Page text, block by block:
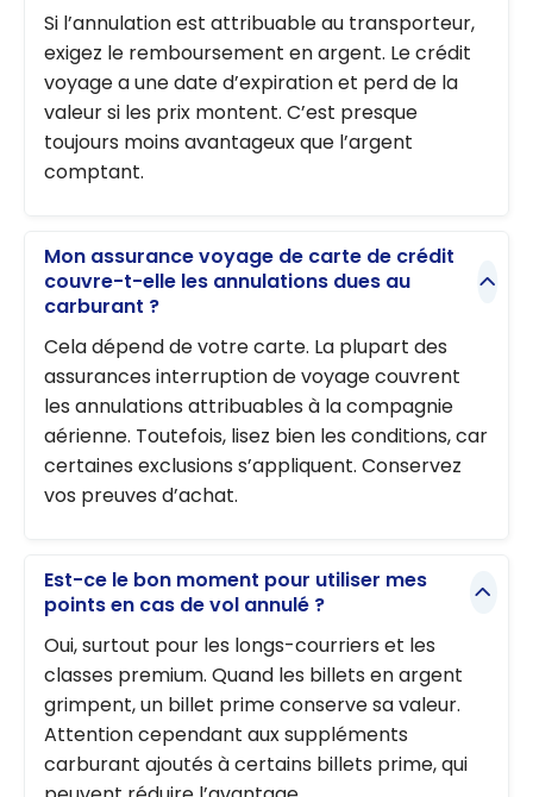
Si l’annulation est attribuable au transporteur,
exigez le remboursement en argent. Le crédit
voyage a une date d’expiration et perd de la
valeur si les prix montent. C’est presque
toujours moins avantageux que l’argent
comptant.
Mon assurance voyage de carte de crédit
couvre-t-elle les annulations dues au
carburant ?
Cela dépend de votre carte. La plupart des
assurances interruption de voyage couvrent
les annulations attribuables à la compagnie
aérienne. Toutefois, lisez bien les conditions, car
certaines exclusions s’appliquent. Conservez
vos preuves d’achat.
Est-ce le bon moment pour utiliser mes
points en cas de vol annulé ?
Oui, surtout pour les longs-courriers et les
classes premium. Quand les billets en argent
grimpent, un billet prime conserve sa valeur.
Attention cependant aux suppléments
carburant ajoutés à certains billets prime, qui